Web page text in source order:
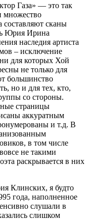
Газа» — это так
множество
сканы
Юрия Ирина
наследия артиста
– исключение
для которых Хой
не только для
большинство
но и для тех, кто,
со стороны.
страницы
аккуратным
и т.д. В
в том числе
не такими
раскрывается в них
Клинских, я будто
года, наполненное
слушали в
слишком